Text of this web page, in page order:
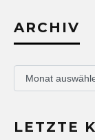
ARCHIV
Archiv
LETZTE